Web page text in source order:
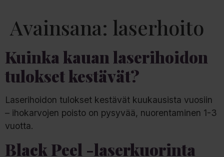
Avainsana: laserhoito
Kuinka kauan laserihoidon
tulokset kestävät?
Laserihoidon tulokset kestävät kuukausista vuosiin
– ihokarvojen poisto on pysyvää, nuorentaminen 1-3
vuotta.
Black Peel -laserkuorinta